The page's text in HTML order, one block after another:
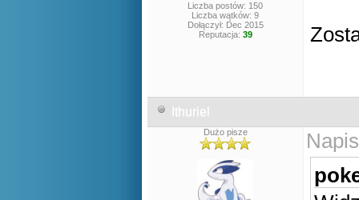
Liczba postów: 150
Liczba wątków: 9
Dołączył: Dec 2015
Reputacja: 39
Ithuriel
Dużo pisze